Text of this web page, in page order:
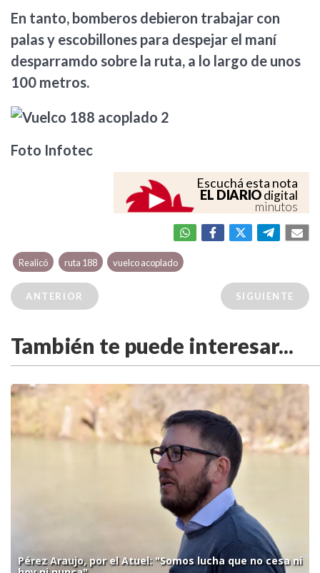
En tanto, bomberos debieron trabajar con
palas y escobillones para despejar el maní
desparramdo sobre la ruta, a lo largo de unos
100 metros.
Foto Infotec
Escuchá esta nota
EL DIARIOdigital
minutos
Realicó ruta 188 vuelco acoplado
ANTERIOR SIGUIENTE
También te puede interesar...
Pérez Araujo, por el Atuel: "Somos lucha que no cesa ni